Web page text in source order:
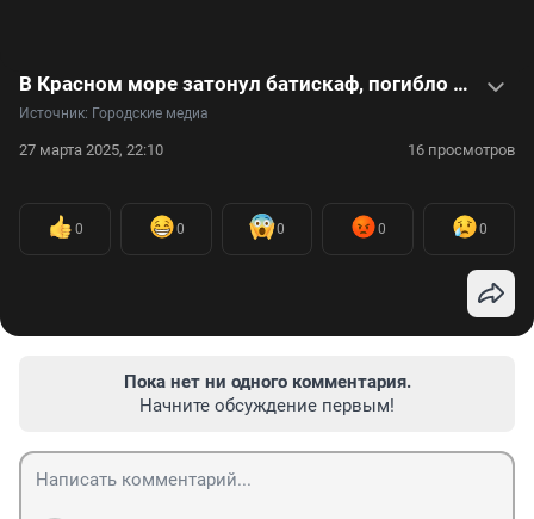
В Красном море затонул батискаф, погибло шесть туристов из России — видео
Источник: Городские медиа
27 марта 2025, 22:10 16 просмотров
0 0 0 0 0
Пока нет ни одного комментария.
Начните обсуждение первым!